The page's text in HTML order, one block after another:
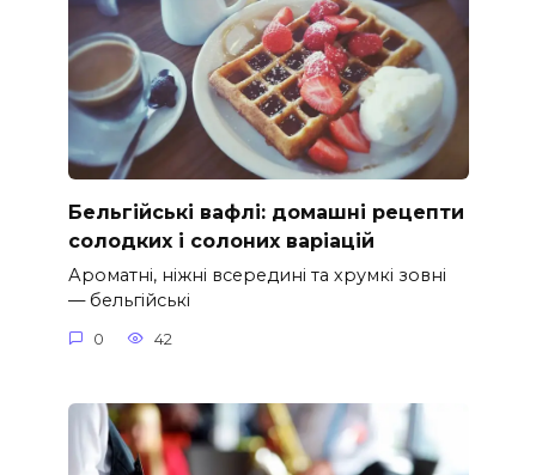
Бельгійські вафлі: домашні рецепти
солодких і солоних варіацій
Ароматні, ніжні всередині та хрумкі зовні
— бельгійські
0 42